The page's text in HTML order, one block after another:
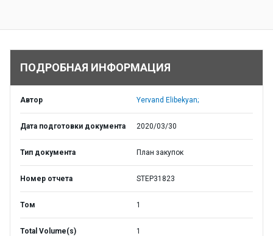
ПОДРОБНАЯ ИНФОРМАЦИЯ
Автор Yervand Elibekyan;
Дата подготовки документа 2020/03/30
Тип документа План закупок
Номер отчета STEP31823
Том 1
Total Volume(s) 1